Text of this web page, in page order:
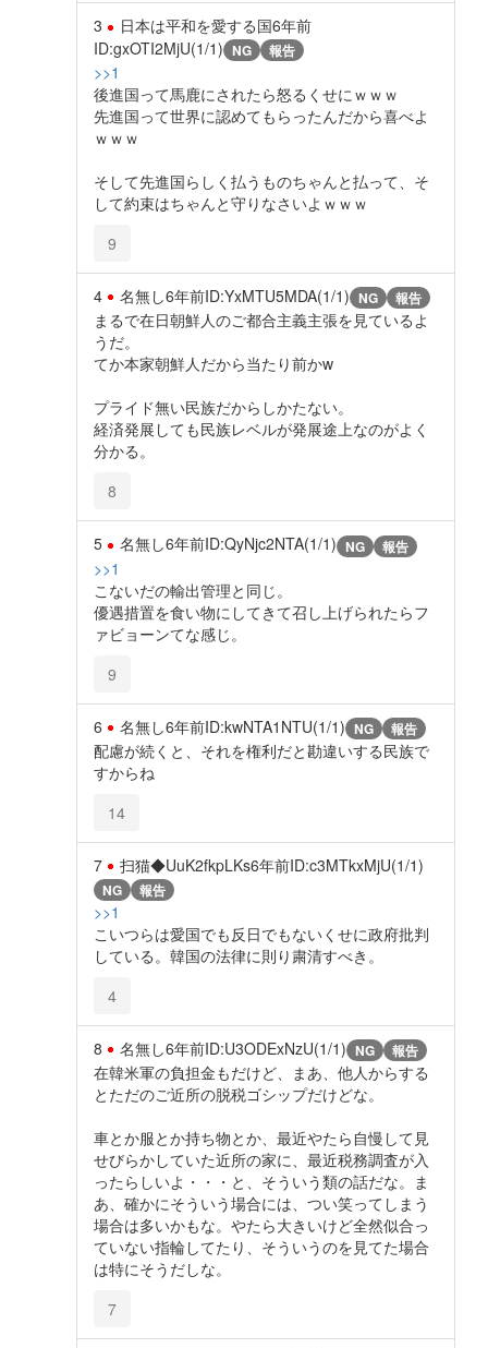
3 日本は平和を愛する国6年前
ID:gxOTI2MjU(1/1) NG 報告
>>1
後進国って馬鹿にされたら怒るくせにｗｗｗ
先進国って世界に認めてもらったんだから喜べよ
ｗｗｗ
そして先進国らしく払うものちゃんと払って、そ
して約束はちゃんと守りなさいよｗｗｗ
9
4 名無し6年前ID:YxMTU5MDA(1/1) NG 報告
まるで在日朝鮮人のご都合主義主張を見ているよ
うだ。
てか本家朝鮮人だから当たり前かw
プライド無い民族だからしかたない。
経済発展しても民族レベルが発展途上なのがよく
分かる。
8
5 名無し6年前ID:QyNjc2NTA(1/1) NG 報告
>>1
こないだの輸出管理と同じ。
優遇措置を食い物にしてきて召し上げられたらフ
ァビョーンてな感じ。
9
6 名無し6年前ID:kwNTA1NTU(1/1) NG 報告
配慮が続くと、それを権利だと勘違いする民族で
すからね
14
7 扫猫◆UuK2fkpLKs6年前ID:c3MTkxMjU(1/1)
NG 報告
>>1
こいつらは愛国でも反日でもないくせに政府批判
している。韓国の法律に則り粛清すべき。
4
8 名無し6年前ID:U3ODExNzU(1/1) NG 報告
在韓米軍の負担金もだけど、まあ、他人からする
とただのご近所の脱税ゴシップだけどな。
車とか服とか持ち物とか、最近やたら自慢して見
せびらかしていた近所の家に、最近税務調査が入
ったらしいよ・・・と、そういう類の話だな。ま
あ、確かにそういう場合には、つい笑ってしまう
場合は多いかもな。やたら大きいけど全然似合っ
ていない指輪してたり、そういうのを見てた場合
は特にそうだしな。
7